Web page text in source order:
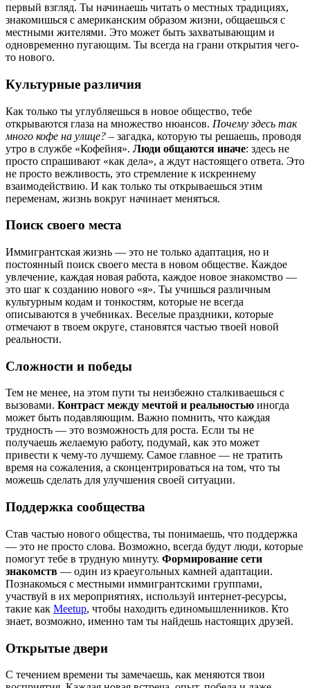
первый взгляд. Ты начинаешь читать о местных традициях,
знакомишься с американским образом жизни, общаешься с
местными жителями. Это может быть захватывающим и
одновременно пугающим. Ты всегда на грани открытия чего-
то нового.
Культурные различия
Как только ты углубляешься в новое общество, тебе
открываются глаза на множество нюансов. Почему здесь так
много кофе на улице? – загадка, которую ты решаешь, проводя
утро в службе «Кофейня». Люди общаются иначе: здесь не
просто спрашивают «как дела», а ждут настоящего ответа. Это
не просто вежливость, это стремление к искреннему
взаимодействию. И как только ты открываешься этим
переменам, жизнь вокруг начинает меняться.
Поиск своего места
Иммигрантская жизнь — это не только адаптация, но и
постоянный поиск своего места в новом обществе. Каждое
увлечение, каждая новая работа, каждое новое знакомство —
это шаг к созданию нового «я». Ты учишься различным
культурным кодам и тонкостям, которые не всегда
описываются в учебниках. Веселые праздники, которые
отмечают в твоем округе, становятся частью твоей новой
реальности.
Сложности и победы
Тем не менее, на этом пути ты неизбежно сталкиваешься с
вызовами. Контраст между мечтой и реальностью иногда
может быть подавляющим. Важно помнить, что каждая
трудность — это возможность для роста. Если ты не
получаешь желаемую работу, подумай, как это может
привести к чему-то лучшему. Самое главное — не тратить
время на сожаления, а сконцентрироваться на том, что ты
можешь сделать для улучшения своей ситуации.
Поддержка сообщества
Став частью нового общества, ты понимаешь, что поддержка
— это не просто слова. Возможно, всегда будут люди, которые
помогут тебе в трудную минуту. Формирование сети
знакомств — один из краеугольных камней адаптации.
Познакомься с местными иммигрантскими группами,
участвуй в их мероприятиях, используй интернет-ресурсы,
такие как Meetup, чтобы находить единомышленников. Кто
знает, возможно, именно там ты найдешь настоящих друзей.
Открытые двери
С течением времени ты замечаешь, как меняются твои